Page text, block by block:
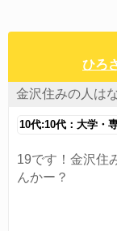
ひろ
金沢住みの人は
10代:10代：大学・
19です！金沢住
んかー？